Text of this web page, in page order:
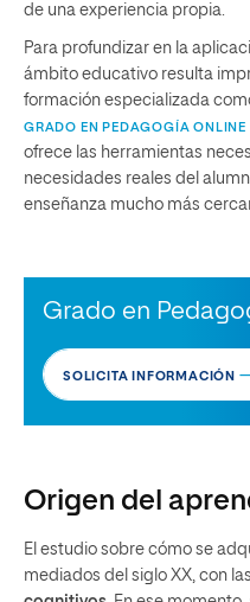
de una experiencia propia.
Para profundizar en la
ámbito educativo resulta
formación especializada
GRADO EN PEDAGOGÍA ONLINE
ofrece las herramientas
necesidades reales del
enseñanza mucho más
Grado en
SOLICITA INFORMACIÓN
Origen del
El estudio sobre cómo se
mediados del siglo XX, con las